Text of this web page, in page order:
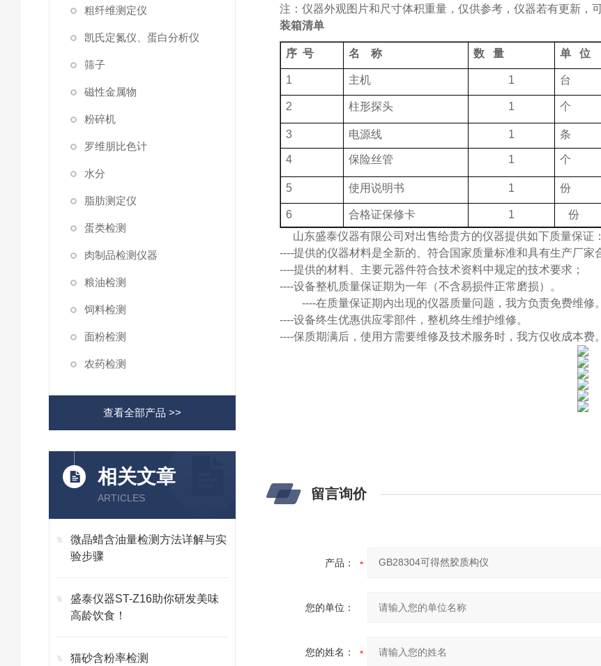
粗纤维测定仪
凯氏定氮仪、蛋白分析仪
筛子
磁性金属物
粉碎机
罗维朋比色计
水分
脂肪测定仪
蛋类检测
肉制品检测仪器
粮油检测
饲料检测
面粉检测
农药检测
查看全部产品 >>
相关文章
ARTICLES
微晶蜡含油量检测方法详解与实
验步骤
盛泰仪器ST-Z16助你研发美味
高龄饮食！
猫砂含粉率检测
注：仪器外观图片和尺寸体积重量，仅供参考，仪器若有更新，
装箱清单
序 号 名 称 数 量 单 位
1 主机 1 台
2 柱形探头 1 个
3 电源线 1 条
4 保险丝管 1 个
5 使用说明书 1 份
6 合格证保修卡 1
份
山东盛泰仪器有限公司对出售给贵方的仪器提供如下质量保证：
----提供的仪器材料是全新的、符合国家质量标准和具有生产厂家
----提供的材料、主要元器件符合技术资料中规定的技术要求；
----设备整机质量保证期为一年（不含易损件正常磨损）。
----在质量保证期内出现的仪器质量问题，我方负责免费维
----设备终生优惠供应零部件，整机终生维护维修。
----保质期满后，使用方需要维修及技术服务时，我方仅收成本费。
留言询价
产品：
您的单位：
您的姓名：